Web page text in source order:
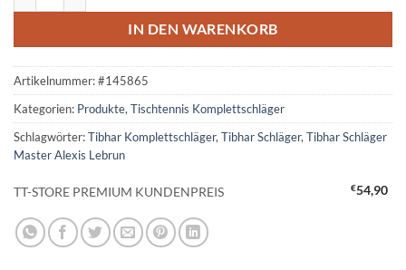
IN DEN WARENKORB
Artikelnummer:#145865
Kategorien: Produkte, Tischtennis Komplettschläger
Schlagwörter:Tibhar Komplettschläger, Tibhar Schläger, Tibhar Schläger
Master Alexis Lebrun
TT-STORE PREMIUM KUNDENPREIS €54,90